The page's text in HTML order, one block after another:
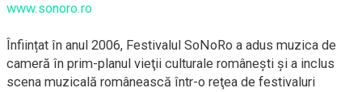
www.sonoro.ro
Înființat în anul 2006, Festivalul SoNoRo a adus muzica de
cameră în prim-planul vieţii culturale româneşti şi a inclus
scena muzicală românească într-o reţea de festivaluri